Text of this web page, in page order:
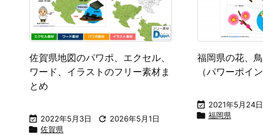
佐賀県地図のパワポ、エクセル、
ワード、イラストのフリー素材ま
とめ
 2022年5月3日  2026年5月1日
 佐賀県
福岡県の花、
（パワーポイ
 2021年5月24日
 福岡県